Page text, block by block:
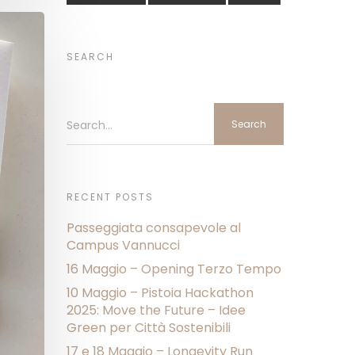
SEARCH
Search...
RECENT POSTS
Passeggiata consapevole al
Campus Vannucci
16 Maggio – Opening Terzo Tempo
10 Maggio – Pistoia Hackathon
2025: Move the Future – Idee
Green per Città Sostenibili